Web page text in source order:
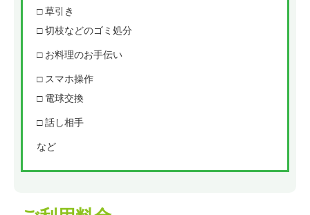
□ 草引き
□ 切枝などのゴミ処分
□ お料理のお手伝い
□ スマホ操作
□ 電球交換
□ 話し相手
など